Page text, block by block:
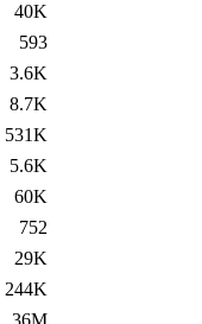
40K
593
3.6K
8.7K
531K
5.6K
60K
752
29K
244K